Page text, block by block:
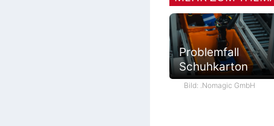
Problemfall
Schuhkarton
Bild: .Nomagic GmbH